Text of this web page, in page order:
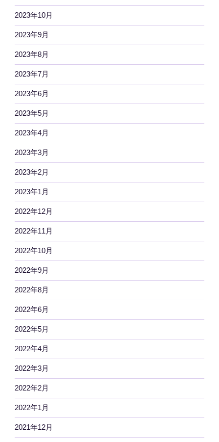
2023年10月
2023年9月
2023年8月
2023年7月
2023年6月
2023年5月
2023年4月
2023年3月
2023年2月
2023年1月
2022年12月
2022年11月
2022年10月
2022年9月
2022年8月
2022年6月
2022年5月
2022年4月
2022年3月
2022年2月
2022年1月
2021年12月